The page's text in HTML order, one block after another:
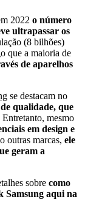
2022 o número
ultrapassar os
(8 bilhões)
que a maioria de
de aparelhos
se destacam no
qualidade, que
Entretanto, mesmo
em design e
outras marcas, ele
geram a
sobre como
Samsung aqui na